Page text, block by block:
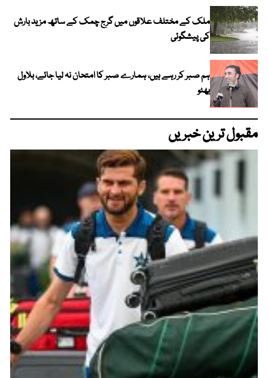
ملک کے مختلف علاقوں میں گرج چمک کے ساتھ مزید بارش
کی پیشگوئی
ہم صبر کر رہے ہیں، ہمارے صبر کا امتحان نہ لیا جائے، بلاول
بھٹو
مقبول ترین خبریں